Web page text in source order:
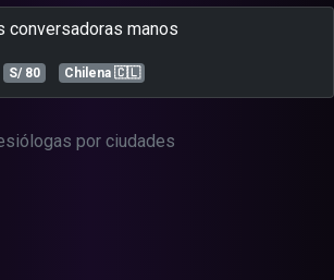
conversadoras manos
S/ 80 Chilena 🇨🇱
por ciudades